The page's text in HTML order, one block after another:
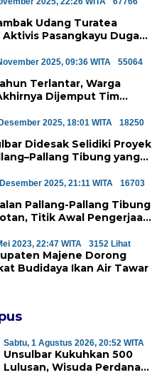
Udang Turatea
Aktivis Pasangkayu Duga
Hutan Lindung
2025, 09:36 WITA
55064
Terlantar, Warga
Dijemput Tim
2025, 18:01 WITA
18250
Didesak Selidiki Proyek
Tibung yang
2025, 21:11 WITA
16703
Pallang-Pallang Tibung
Titik Awal Pengerjaan
2023, 22:47 WITA 3152 Lihat
Majene Dorong
Budidaya Ikan Air Tawar
Sabtu, 1 Agustus 2026, 20:52 WITA
Unsulbar Kukuhkan 500
Lulusan, Wisuda Perdana